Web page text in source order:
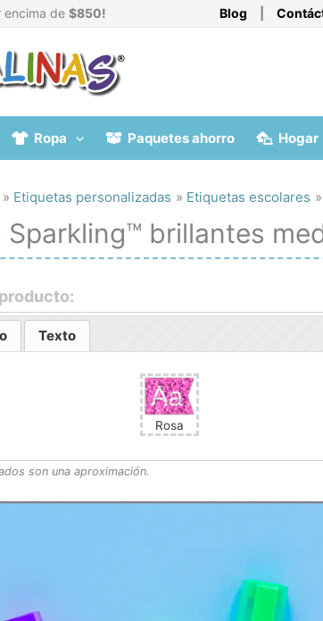
encima de $850! Blog
Ropa Paquetes ahorro Hogar
Etiquetas personalizadas Etiquetas escolares
Sparkling™ brillantes
Texto
Rosa
son una aproximación.